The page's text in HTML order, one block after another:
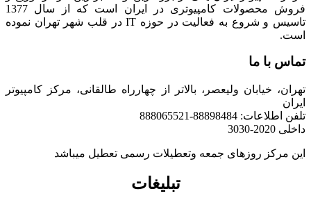
فروش محصولات کامپیوتری در ایران است که از سال 1377
تاسیس و شروع به فعالیت در حوزه IT در قلب شهر تهران نموده
است.
تماس با ما
تهران، خیابان ولیعصر، بالاتر از چهارراه طالقانی، مرکز کامپیوتر
ایران
تلفن اطلاعات: 88898484-888065521
داخلی 2020-3030
این مرکز روزهای جمعه وتعطیلات رسمی تعطیل میباشد
تبلیغات